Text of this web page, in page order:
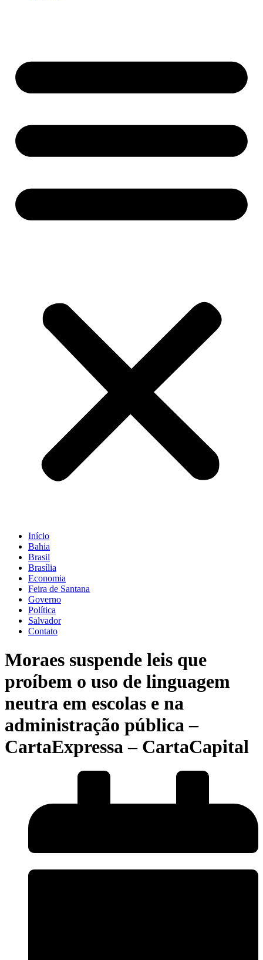
Início
Bahia
Brasil
Brasília
Economia
Feira de Santana
Governo
Política
Salvador
Contato
Moraes suspende leis que
proíbem o uso de linguagem
neutra em escolas e na
administração pública –
CartaExpressa – CartaCapital